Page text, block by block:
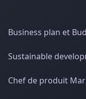
Business plan et
Sustainable
Chef de produit